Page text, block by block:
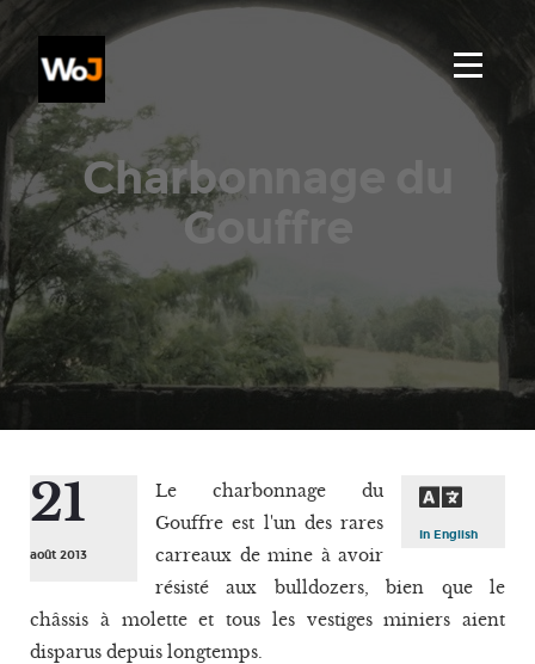
Charbonnage du
Gouffre
21
août 2013
In English
Le charbonnage du
Gouffre est l'un des rares
carreaux de mine à avoir
résisté aux bulldozers, bien que le
châssis à molette et tous les vestiges miniers aient
disparus depuis longtemps.